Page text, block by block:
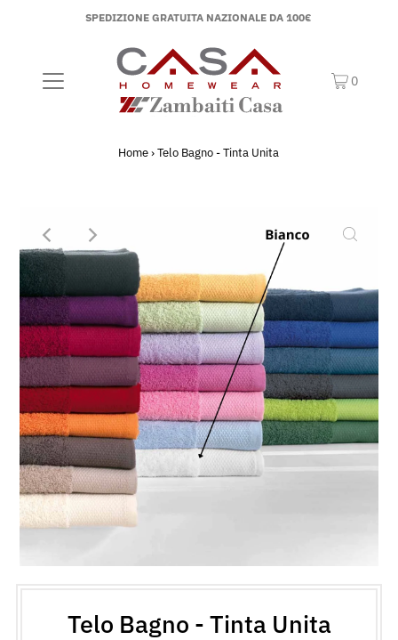
SPEDIZIONE GRATUITA NAZIONALE DA 100€
0
Home › Telo Bagno - Tinta Unita
Telo Bagno - Tinta Unita